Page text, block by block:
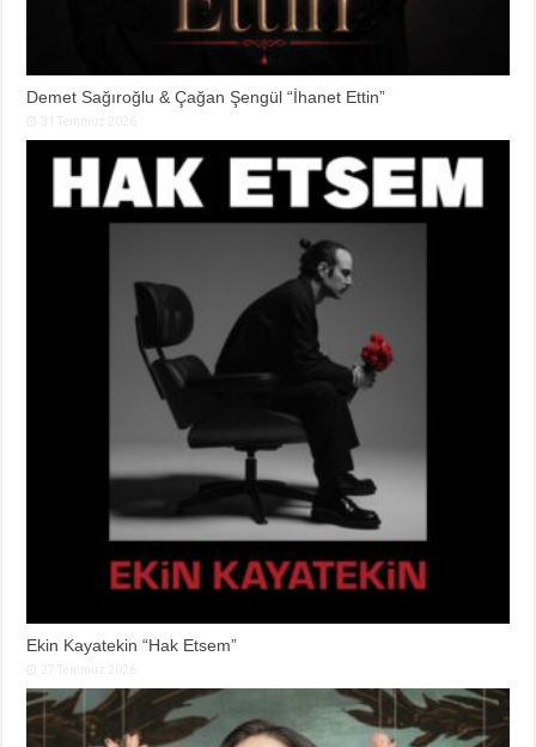
Demet Sağıroğlu & Çağan Şengül “İhanet Ettin”
Ekin Kayatekin “Hak Etsem”